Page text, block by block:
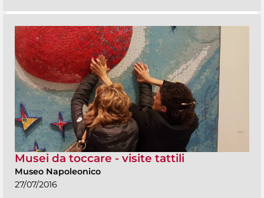
Musei da toccare - visite tattili
Museo Napoleonico
27/07/2016